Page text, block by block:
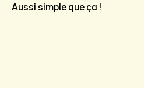
Aussi simple que ça !